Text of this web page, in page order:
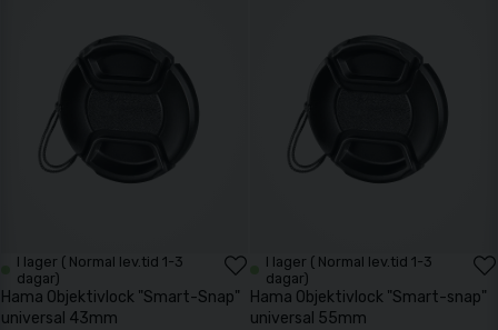
I lager ( Normal lev.tid 1-3
dagar)
Hama Objektivlock "Smart-Snap"
universal 43mm
I lager ( Normal lev.tid 1-3
dagar)
Hama Objektivlock "Smart-snap"
universal 55mm